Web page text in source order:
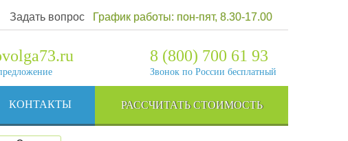
Задать вопрос График работы: пон-пят, 8.30-17.00
8 (800) 700 61 93
Звонок по России бесплатный
КОНТАКТЫ РАССЧИТАТЬ СТОИМОСТЬ